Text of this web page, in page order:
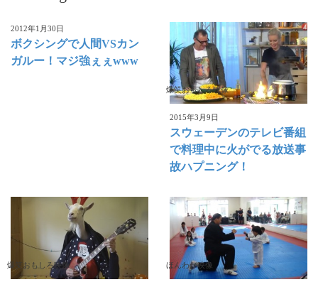
2012年1月30日
ボクシングで人間VSカン
ガルー！マジ強ぇぇwww
爆笑おもしろ映像
2015年3月9日
スウェーデンのテレビ番組
で料理中に火がでる放送事
故ハプニング！
爆笑おもしろ映像 ほんわか映像